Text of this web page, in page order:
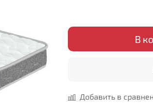
В
Добавить в